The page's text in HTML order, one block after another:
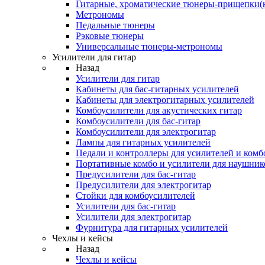
Гитарные, хроматические тюнеры-
Метрономы
Педальные тюнеры
Рэковые тюнеры
Универсальные тюнеры-метрономы
Усилители для гитар
Назад
Усилители для гитар
Кабинеты для бас-гитарных усилителей
Кабинеты для электрогитарных усилителей
Комбоусилители для акустических гитар
Комбоусилители для бас-гитар
Комбоусилители для электрогитар
Лампы для гитарных усилителей
Педали и контроллеры для усилителей и
Портативные комбо и усилители для
Предусилители для бас-гитар
Предусилители для электрогитар
Стойки для комбоусилителей
Усилители для бас-гитар
Усилители для электрогитар
Фурнитура для гитарных усилителей
Чехлы и кейсы
Назад
Чехлы и кейсы